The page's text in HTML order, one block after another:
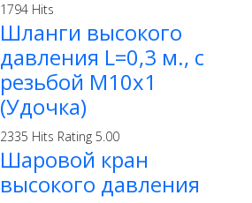
1794 Hits
Шланги высокого
давления L=0,3 м., с
резьбой М10х1
(Удочка)
2335 Hits Rating 5.00
Шаровой кран
высокого давления